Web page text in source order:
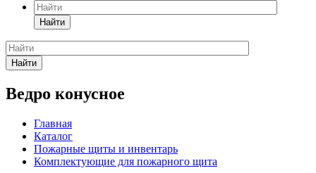
Найти
Найти
Ведро конусное
Главная
Каталог
Пожарные щиты и инвентарь
Комплектующие для пожарного щита